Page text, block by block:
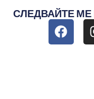
СЛЕДВАЙТЕ